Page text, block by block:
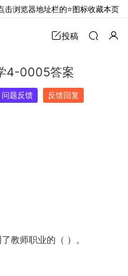
投稿
4-0005答案
问题反馈 反馈回复
教师职业的（ ）。
击浏览器地址栏的⭐图标收藏本页